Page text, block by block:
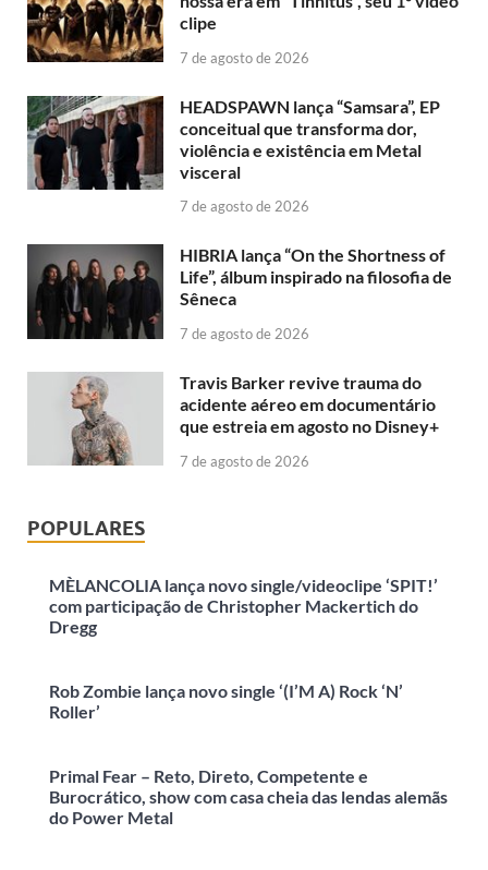
clipe
7 de agosto de 2026
HEADSPAWN lança “Samsara”, EP
conceitual que transforma dor,
violência e existência em Metal
visceral
7 de agosto de 2026
HIBRIA lança “On the Shortness of
Life”, álbum inspirado na filosofia de
Sêneca
7 de agosto de 2026
Travis Barker revive trauma do
acidente aéreo em documentário
que estreia em agosto no Disney+
7 de agosto de 2026
POPULARES
MÈLANCOLIA lança novo single/videoclipe ‘SPIT!’
com participação de Christopher Mackertich do
Dregg
Rob Zombie lança novo single ‘(I’M A) Rock ‘N’
Roller’
Primal Fear – Reto, Direto, Competente e
Burocrático, show com casa cheia das lendas alemãs
do Power Metal